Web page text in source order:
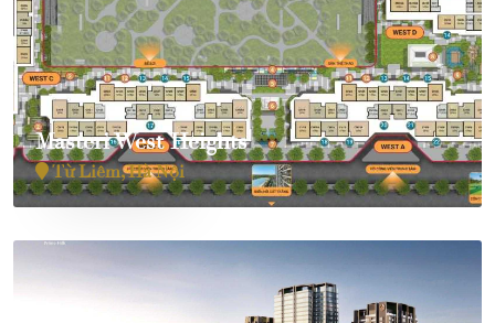
Masteri West Heights
Từ Liêm, Hà Nội